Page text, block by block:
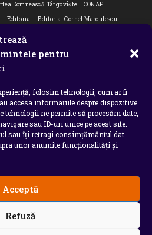
pentru
folosim tehnologii, cum ar fi
accesa informațiile despre dispozitive.
ne permite să procesăm date,
sau ID-uri unice pe acest site.
sau îți retragi consimțământul dat
unor anumite funcționalități și
Acceptă
Refuză
Domnească Târgoviște
CONAF
Editorial
Editorial Cornel Marculescu
dambovita
sanatatii Nu-ți uita istoria
Oana Filip
Dragodana
Primaria Lucieni
primăria Târgoviște
PSD Dambovita
19 Dambovita
Situație Covid-19
- Chindia Media
si tipari continut de pe acest